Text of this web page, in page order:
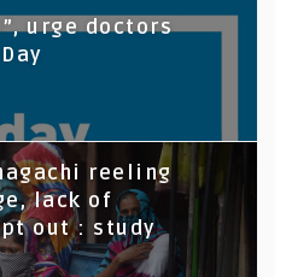
urge doctors
reeling
lack of
out : study